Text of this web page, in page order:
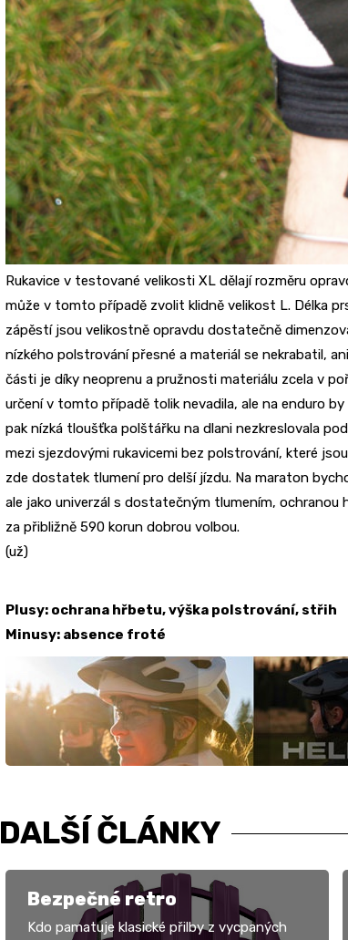
Rukavice v testované velikosti XL dělají rozměru
může v tomto případě zvolit klidně velikost L. Délka
zápěstí jsou velikostně opravdu dostatečně
nízkého polstrování přesné a materiál se nekrabatil,
části je díky neoprenu a pružnosti materiálu zcela v
určení v tomto případě tolik nevadila, ale na enduro
pak nízká tloušťka polštářku na dlani nezkreslovala
mezi sjezdovými rukavicemi bez polstrování, které
zde dostatek tlumení pro delší jízdu. Na maraton
ale jako univerzál s dostatečným tlumením,
za přibližně 590 korun dobrou volbou.
(už)
Plusy: ochrana hřbetu, výška polstrování, střih
Minusy: absence froté
DALŠÍ ČLÁNKY
Bezpečné retro
Kdo pamatuje klasické přilby z vycpaných